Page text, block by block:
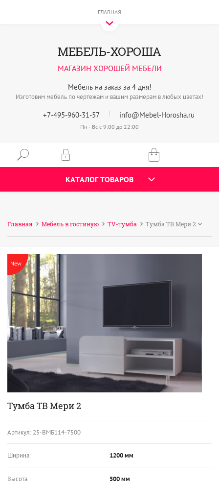
ГЛАВНАЯ
Мебель на заказ за 4 дня!
Изготовим мебель по чертежам и вашим размерам в любых цветах!
МЕБЕЛЬ-ХОРОША
МАГАЗИН ХОРОШЕЙ МЕБЕЛИ
+7-495-960-31-57 info@Mebel-Horosha.ru
Пн - Вс с 9:00 до 22:00
КАТАЛОГ ТОВАРОВ
Главная Мебель в гостиную TV-тумба Тумба ТВ Мери 2
New
Тумба ТВ Мери 2
Артикул: 25-ВМБ114-7500
Ширина 1200 мм
Высота 500 мм